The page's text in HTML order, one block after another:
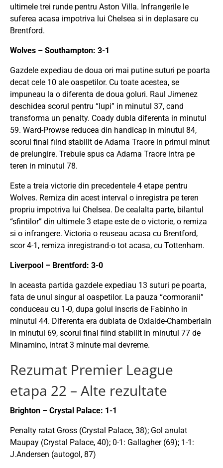
ultimele trei runde pentru Aston Villa. Infrangerile le
suferea acasa impotriva lui Chelsea si in deplasare cu
Brentford.
Wolves – Southampton: 3-1
Gazdele expediau de doua ori mai putine suturi pe poarta
decat cele 10 ale oaspetilor. Cu toate acestea, se
impuneau la o diferenta de doua goluri. Raul Jimenez
deschidea scorul pentru “lupi” in minutul 37, cand
transforma un penalty. Coady dubla diferenta in minutul
59. Ward-Prowse reducea din handicap in minutul 84,
scorul final fiind stabilit de Adama Traore in primul minut
de prelungire. Trebuie spus ca Adama Traore intra pe
teren in minutul 78.
Este a treia victorie din precedentele 4 etape pentru
Wolves. Remiza din acest interval o inregistra pe teren
propriu impotriva lui Chelsea. De cealalta parte, bilantul
“sfintilor” din ultimele 3 etape este de o victorie, o remiza
si o infrangere. Victoria o reuseau acasa cu Brentford,
scor 4-1, remiza inregistrand-o tot acasa, cu Tottenham.
Liverpool – Brentford: 3-0
In aceasta partida gazdele expediau 13 suturi pe poarta,
fata de unul singur al oaspetilor. La pauza “cormoranii”
conduceau cu 1-0, dupa golul inscris de Fabinho in
minutul 44. Diferenta era dublata de Oxlaide-Chamberlain
in minutul 69, scorul final fiind stabilit in minutul 77 de
Minamino, intrat 3 minute mai devreme.
Rezumat Premier League
etapa 22 – Alte rezultate
Brighton – Crystal Palace: 1-1
Penalty ratat Gross (Crystal Palace, 38); Gol anulat
Maupay (Crystal Palace, 40); 0-1: Gallagher (69); 1-1:
J.Andersen (autogol, 87)